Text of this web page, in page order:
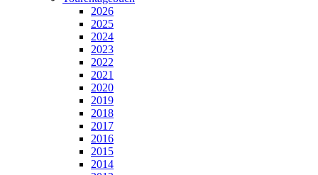
2026
2025
2024
2023
2022
2021
2020
2019
2018
2017
2016
2015
2014